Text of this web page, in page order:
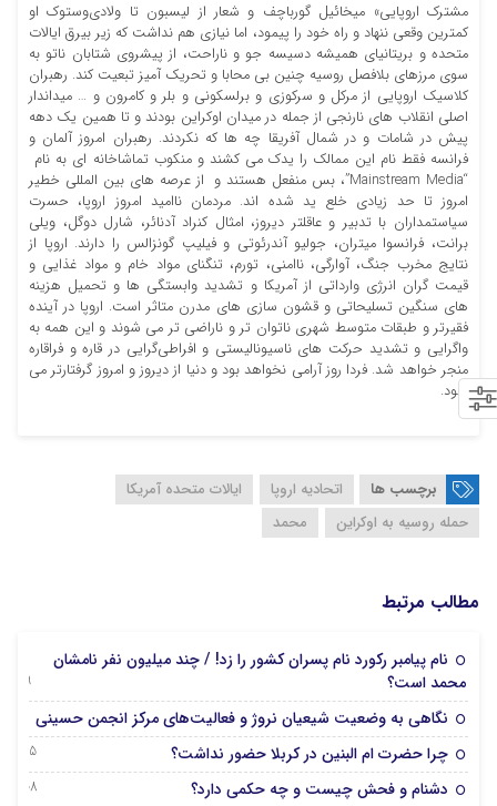
مشترک اروپایی» میخائیل گورباچف و شعار از لیسبون تا ولادی‌وستوک او
کمترین وقعی ننهاد و راه خود را پیمود، اما نیازی هم نداشت که زیر بیرق ایالات
متحده و بریتانیای همیشه دسیسه جو و ناراحت، از پیشروی شتابان ناتو به
سوی مرزهای بلافصل روسیه چنین بی محابا و تحریک آمیز تبعیت کند. رهبران
کلاسیک اروپایی از مرکل و سرکوزی و برلسکونی و بلر و کامرون و … میداندار
اصلی انقلاب های نارنجی از جمله در میدان اوکراین بودند و تا همین یک دهه
پیش در شامات و در شمال آفریقا چه ها که نکردند. رهبران امروز آلمان و
فرانسه فقط نام این ممالک را یدک می کشند و منکوب تماشاخانه ای به نام
“Mainstream Media”، بس منفعل هستند و از عرصه های بین المللی خطیر
امروز تا حد زیادی خلع ید شده اند. مردمان ناامید امروز اروپا، حسرت
سیاستمداران با تدبیر و عاقلتر دیروز، امثال کنراد آدنائر، شارل دوگل، ویلی
برانت، فرانسوا میتران، جولیو آندرئوتی و فیلیپ گونزالس را دارند. اروپا از
نتایج مخرب جنگ، آوارگی، ناامنی، تورم، تنگنای مواد خام و مواد غذایی و
قیمت گران انرژی وارداتی از آمریکا و تشدید وابستگی ها و تحمیل هزینه
های سنگین تسلیحاتی و قشون سازی های مدرن متاثر است. اروپا در آینده
فقیرتر و طبقات متوسط شهری ناتوان تر و ناراضی تر می شوند و این همه به
واگرایی و تشدید حرکت های ناسیونالیستی و افراطی‌گرایی در قاره و فراقاره
منجر خواهد شد. فردا روز آرامی نخواهد بود و دنیا از دیروز و امروز گرفتارتر می
شود.
برچسب ها اتحادیه اروپا
ایالات متحده آمریکا
حمله روسیه به اوکراین
محمد
مطالب مرتبط
نام پیامبر رکورد نام پسران کشور را زد! / چند میلیون نفر نامشان
محمد است؟
29 ژانویه 2025
نگاهی به وضعیت شیعیان نروژ و فعالیت‌های مرکز انجمن حسینی
چرا حضرت ام البنین در کربلا حضور نداشت؟ 15 دسامبر 2024
دشنام و فحش چیست و چه حکمی دارد؟ 08 دسامبر 2024